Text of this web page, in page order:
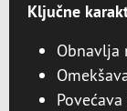
Ključne
Obnavlja